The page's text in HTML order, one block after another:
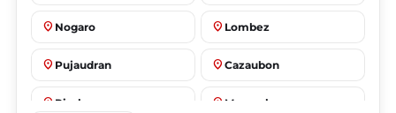
place Nogaro place Lombez
place Pujaudran place Cazaubon
place Riscle place Masseube